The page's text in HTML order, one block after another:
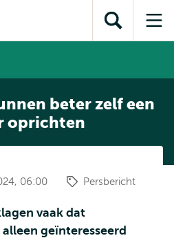
inhoud
Direct naar
subnavigatieToon
zoekveld
beter zelf een
oprichten
06:00 Persbericht
vaak dat
geïnteresseerd